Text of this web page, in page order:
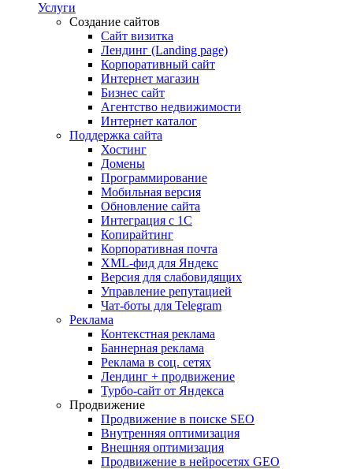
Услуги
Создание сайтов
Сайт визитка
Лендинг (Landing page)
Корпоративный сайт
Интернет магазин
Бизнес сайт
Агентство недвижимости
Интернет каталог
Поддержка сайта
Хостинг
Домены
Программирование
Мобильная версия
Обновление сайта
Интеграция с 1С
Копирайтинг
Корпоративная почта
XML-фид для Яндекс
Версия для слабовидящих
Управление репутацией
Чат-боты для Telegram
Реклама
Контекстная реклама
Баннерная реклама
Реклама в соц. сетях
Лендинг + продвижение
Турбо-сайт от Яндекса
Продвижение
Продвижение в поиске SEO
Внутренняя оптимизация
Внешняя оптимизация
Продвижение в нейросетях GEO